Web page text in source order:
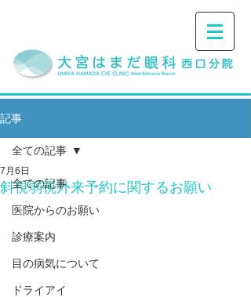
記事
全ての記事
医院からのお願い
診療案内
目の病気について
ドライアイ
全ての記事
斜視弱視外来予約に関するお願い
7月6日